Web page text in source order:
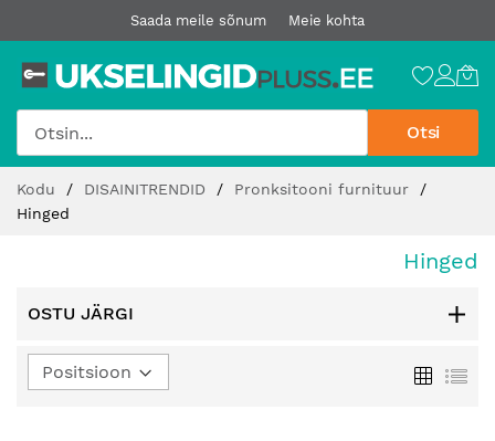
Saada meile sõnum Meie kohta
Otsi
sisu
juurde
Kodu DISAINITRENDID
Pronksitooni furnituur
Hinged
Hinged
OSTU JÄRGI